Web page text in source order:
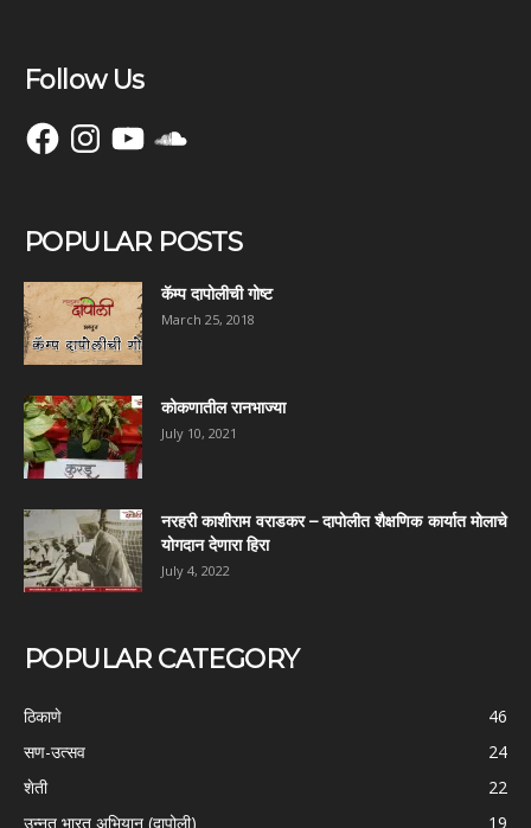
Follow Us
FacebookInstagramYouTubeSoundCloud
POPULAR POSTS
कॅम्प दापोलीची गोष्ट
March 25, 2018
कोकणातील रानभाज्या
July 10, 2021
नरहरी काशीराम वराडकर – दापोलीत शैक्षणिक कार्यात मोलाचे
योगदान देणारा हिरा
July 4, 2022
POPULAR CATEGORY
ठिकाणे
46
सण-उत्सव
24
शेती
22
उन्नत भारत अभियान (दापोली)
19